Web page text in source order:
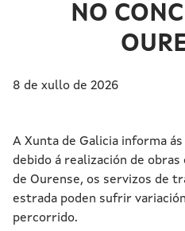
NO
8 de xullo de 2026
A Xunta de Galicia informa
debido á realización de
de Ourense, os servizos de
estrada poden sufrir
percorrido.